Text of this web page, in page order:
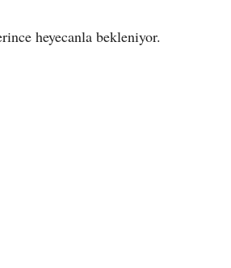
heyecanla bekleniyor.